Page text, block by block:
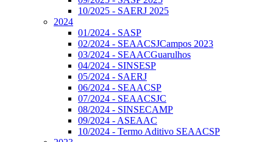
10/2025 - SAERJ 2025
2024
01/2024 - SASP
02/2024 - SEAACSJCampos 2023
03/2024 - SEAACGuarulhos
04/2024 - SINSESP
05/2024 - SAERJ
06/2024 - SEAACSP
07/2024 - SEAACSJC
08/2024 - SINSECAMP
09/2024 - ASEAAC
10/2024 - Termo Aditivo SEAACSP